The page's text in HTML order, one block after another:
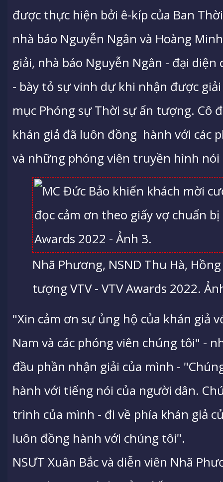
được thực hiện bởi ê-kíp của Ban
nhà báo Nguyễn Ngân và Hoàng
giải, nhà báo Nguyễn Ngân - đại
- bày tỏ sự vinh dự khi nhận được
mục Phóng sự Thời sự ấn tượng. Cô
khán giả đã luôn đồng hành với các
và những phóng viên truyền hình nói
Nhã Phương, NSND Thu Hà,
tượng VTV - VTV Awards 2022.
"Xin cảm ơn sự ủng hộ của khán giả
Nam và các phóng viên chúng tôi" -
đầu phần nhận giải của mình -
hành với tiếng nói của người dân.
trình của mình - đi về phía khán giả
luôn đồng hành với chúng tôi".
NSƯT Xuân Bắc và diễn viên Nhã